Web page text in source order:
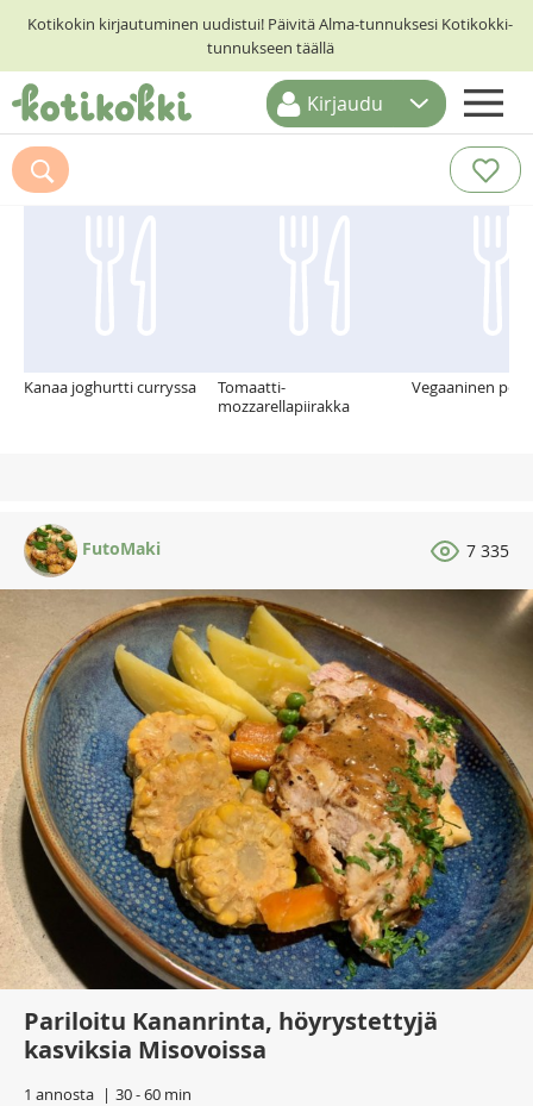
Kotikokin kirjautuminen uudistui! Päivitä Alma-tunnuksesi Kotikokki-
tunnukseen täällä
ETUSIVU
RESEPTIHAKU
Kirjaudu
Suosittelemme myös
Kanaa joghurtti curryssa
Tomaatti-
mozzarellapiirakka
Vegaaninen
FutoMaki 7 335
Pariloitu Kananrinta, höyrystettyjä
kasviksia Misovoissa
1 annosta 30 - 60 min